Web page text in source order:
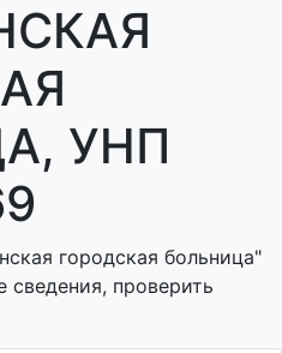
УНП
городская больница"
проверить